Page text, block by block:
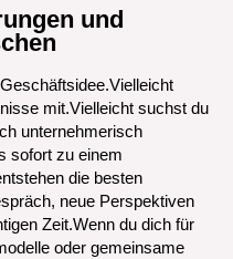
und
mit.Vielleicht suchst du
unternehmerisch
sofort zu einem
die besten
neue Perspektiven
Zeit.Wenn du dich für
oder gemeinsame